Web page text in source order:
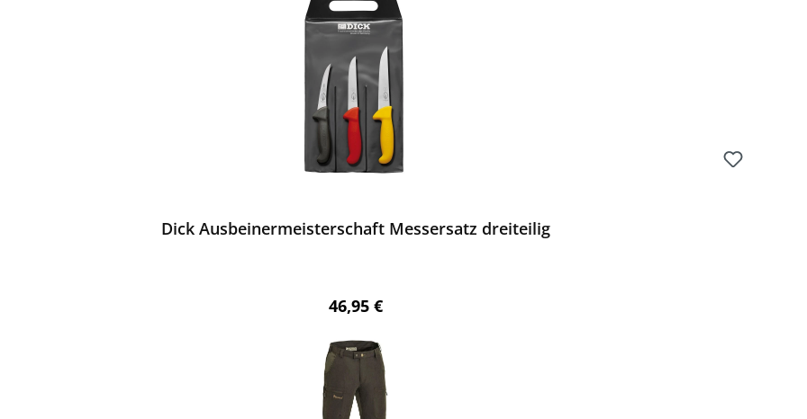
Dick Ausbeinermeisterschaft Messersatz dreiteilig
Regulärer Preis:
46,95 €